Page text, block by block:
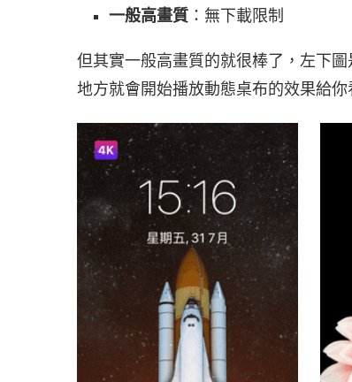
一般高畫質 ：無下載限制
但其實一般高畫質的就很棒了，左下
地方就會開始播放動態桌布的效果給你